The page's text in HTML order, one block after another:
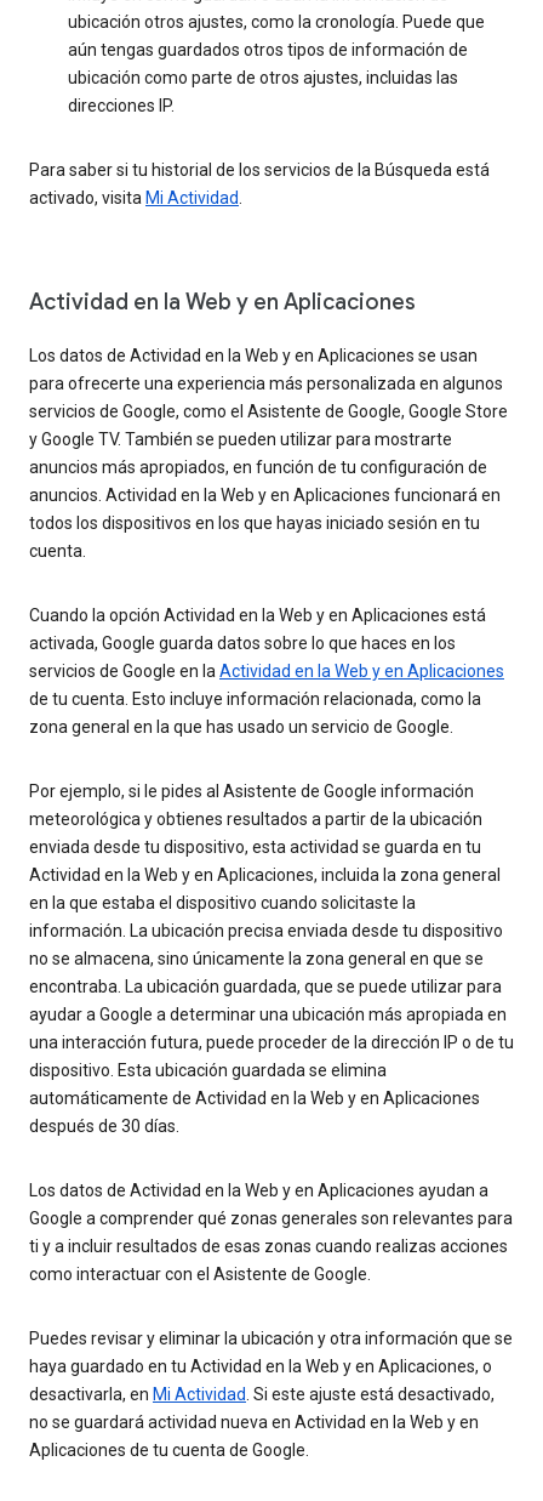
ubicación otros ajustes, como la cronología. Puede que
aún tengas guardados otros tipos de información de
ubicación como parte de otros ajustes, incluidas las
direcciones IP.
Para saber si tu historial de los servicios de la Búsqueda está
activado, visita Mi Actividad.
Actividad en la Web y en Aplicaciones
Los datos de Actividad en la Web y en Aplicaciones se usan
para ofrecerte una experiencia más personalizada en algunos
servicios de Google, como el Asistente de Google, Google Store
y Google TV. También se pueden utilizar para mostrarte
anuncios más apropiados, en función de tu configuración de
anuncios. Actividad en la Web y en Aplicaciones funcionará en
todos los dispositivos en los que hayas iniciado sesión en tu
cuenta.
Cuando la opción Actividad en la Web y en Aplicaciones está
activada, Google guarda datos sobre lo que haces en los
servicios de Google en laActividad en la Web y en Aplicaciones
de tu cuenta. Esto incluye información relacionada, como la
zona general en la que has usado un servicio de Google.
Por ejemplo, si le pides al Asistente de Google información
meteorológica y obtienes resultados a partir de la ubicación
enviada desde tu dispositivo, esta actividad se guarda en tu
Actividad en la Web y en Aplicaciones, incluida la zona general
en la que estaba el dispositivo cuando solicitaste la
información. La ubicación precisa enviada desde tu dispositivo
no se almacena, sino únicamente la zona general en que se
encontraba. La ubicación guardada, que se puede utilizar para
ayudar a Google a determinar una ubicación más apropiada en
una interacción futura, puede proceder de la dirección IP o de tu
dispositivo. Esta ubicación guardada se elimina
automáticamente de Actividad en la Web y en Aplicaciones
después de 30 días.
Los datos de Actividad en la Web y en Aplicaciones ayudan a
Google a comprender qué zonas generales son relevantes para
ti y a incluir resultados de esas zonas cuando realizas acciones
como interactuar con el Asistente de Google.
Puedes revisar y eliminar la ubicación y otra información que se
haya guardado en tu Actividad en la Web y en Aplicaciones, o
desactivarla, en Mi Actividad. Si este ajuste está desactivado,
no se guardará actividad nueva en Actividad en la Web y en
Aplicaciones de tu cuenta de Google.